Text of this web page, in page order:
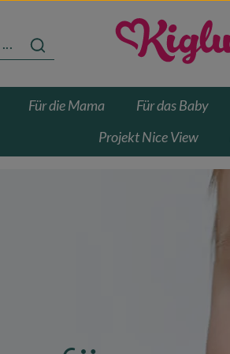
Für die Mama Für das Baby
Projekt Nice View